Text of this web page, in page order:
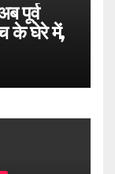
पूर्व
के घेरे में,